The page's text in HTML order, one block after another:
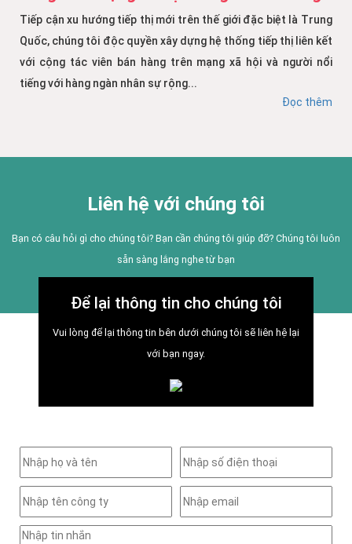
Tiếp cận xu hướng tiếp thị mới trên thế giới đặc biệt là Trung
Quốc, chúng tôi độc quyền xây dựng hệ thống tiếp thị liên kết
với cộng tác viên bán hàng trên mạng xã hội và người nổi
tiếng với hàng ngàn nhân sự rộng...
Đọc thêm
Liên hệ với chúng tôi
Bạn có câu hỏi gì cho chúng tôi? Bạn cần chúng tôi giúp đỡ? Chúng tôi luôn
sẵn sàng lắng nghe từ bạn
Để lại thông tin cho chúng tôi
Vui lòng để lại thông tin bên dưới chúng tôi sẽ liên hệ lại
với bạn ngay.